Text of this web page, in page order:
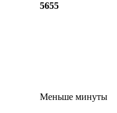
5655
Меньше минуты